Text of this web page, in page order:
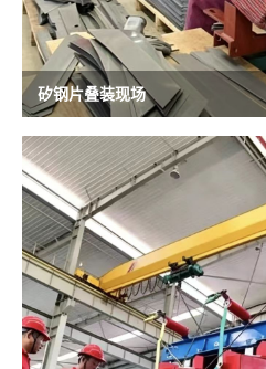
矽钢片叠装现场